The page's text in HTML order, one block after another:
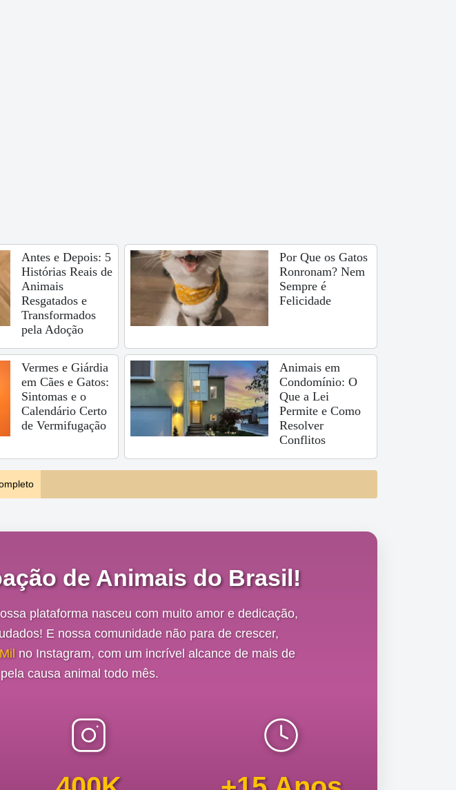
Antes e Depois: 5
Histórias Reais de
Animais
Resgatados e
Transformados
pela Adoção
Por Que os Gatos
Ronronam? Nem
Sempre é
Felicidade
Vermes e Giárdia
em Cães e Gatos:
Sintomas e o
Calendário Certo
de Vermifugação
Animais em
Condomínio: O
Que a Lei
Permite e Como
Resolver
Conflitos
de Animais do Brasil!
plataforma nasceu com muito amor e dedicação,
E nossa comunidade não para de crescer,
no Instagram, com um incrível alcance de mais de
causa animal todo mês.